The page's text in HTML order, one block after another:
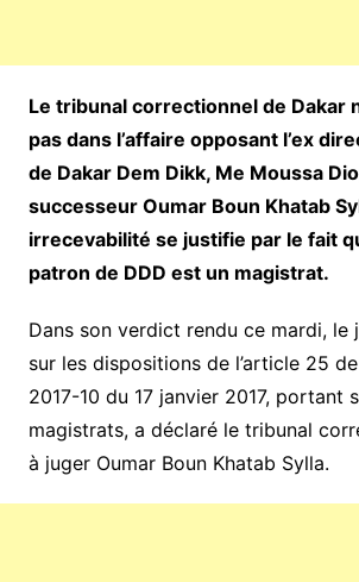
Le tribunal correctionnel de Dakar
pas dans l’affaire opposant l’ex
de Dakar Dem Dikk, Me Moussa
successeur Oumar Boun Khatab
irrecevabilité se justifie par le fait
patron de DDD est un magistrat.
Dans son verdict rendu ce mardi, le
sur les dispositions de l’article 25
2017-10 du 17 janvier 2017, portant
magistrats, a déclaré le tribunal
à juger Oumar Boun Khatab Sylla.